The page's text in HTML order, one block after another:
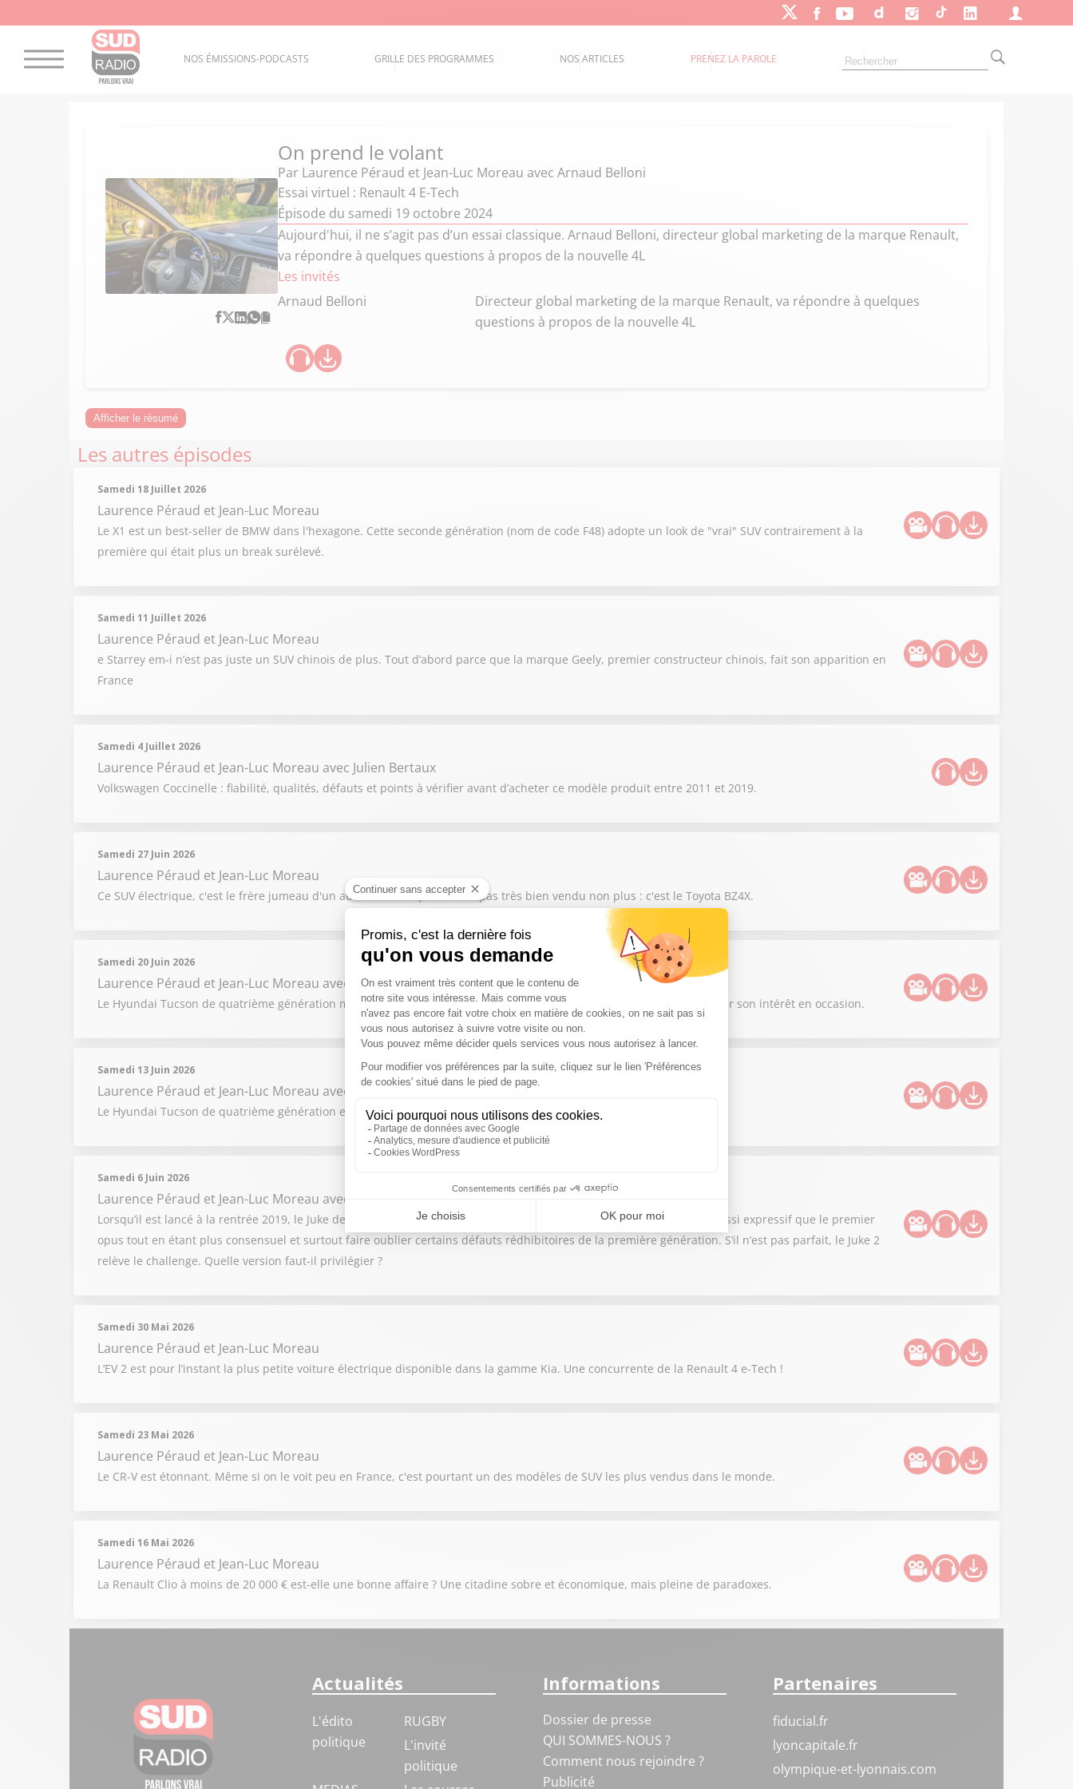
NOS ÉMISSIONS-PODCASTS GRILLE DES PROGRAMMES NOS ARTICLES PRENEZ LA PAROLE
On prend le volant
Par Laurence Péraud et Jean-Luc Moreau avec Arnaud Belloni
Essai virtuel : Renault 4 E-Tech
Épisode du samedi 19 octobre 2024
Aujourd'hui, il ne s’agit pas d’un essai classique. Arnaud Belloni, directeur global marketing de la marque Renault,
va répondre à quelques questions à propos de la nouvelle 4L
Les invités
Arnaud Belloni
Directeur global marketing de la marque Renault, va répondre à quelques
questions à propos de la nouvelle 4L
Afficher le résumé
Les autres épisodes
Samedi 18 Juillet 2026
Laurence Péraud et Jean-Luc Moreau
Le X1 est un best-seller de BMW dans l'hexagone. Cette seconde génération (nom de code F48) adopte un look de "vrai" SUV contrairement à la
première qui était plus un break surélevé.
Samedi 11 Juillet 2026
Laurence Péraud et Jean-Luc Moreau
e Starrey em-i n’est pas juste un SUV chinois de plus. Tout d’abord parce que la marque Geely, premier constructeur chinois, fait son apparition en
France
Samedi 4 Juillet 2026
Laurence Péraud et Jean-Luc Moreau avec Julien Bertaux
Volkswagen Coccinelle : fiabilité, qualités, défauts et points à vérifier avant d’acheter ce modèle produit entre 2011 et 2019.
Samedi 27 Juin 2026
Laurence Péraud et Jean-Luc Moreau
Ce SUV électrique, c'est le frère jumeau d'un autre modèle qui ne s'est pas très bien vendu non plus : c'est le Toyota BZ4X.
Samedi 20 Juin 2026
Laurence Péraud et Jean-Luc Moreau avec Manuel Cailliot
Le Hyundai Tucson de quatrième génération mise sur un design audacieux, mais sa fiabilité soulève des questions sur son intérêt en occasion.
Samedi 13 Juin 2026
Laurence Péraud et Jean-Luc Moreau avec Manuel Cailliot
Le Hyundai Tucson de quatrième génération est-il vraiment un SUV de bon choix sur le marché de l’occasion ?
Samedi 6 Juin 2026
Laurence Péraud et Jean-Luc Moreau avec Julien Bertaux
Lorsqu’il est lancé à la rentrée 2019, le Juke de 2e génération n’a pas la tâche facile. Il doit à la fois offrir un design aussi expressif que le premier
opus tout en étant plus consensuel et surtout faire oublier certains défauts rédhibitoires de la première génération. S’il n’est pas parfait, le Juke 2
relève le challenge. Quelle version faut-il privilégier ?
Samedi 30 Mai 2026
Laurence Péraud et Jean-Luc Moreau
L’EV 2 est pour l’instant la plus petite voiture électrique disponible dans la gamme Kia. Une concurrente de la Renault 4 e-Tech !
Samedi 23 Mai 2026
Laurence Péraud et Jean-Luc Moreau
Le CR-V est étonnant. Même si on le voit peu en France, c'est pourtant un des modèles de SUV les plus vendus dans le monde.
Samedi 16 Mai 2026
Laurence Péraud et Jean-Luc Moreau
La Renault Clio à moins de 20 000 € est-elle une bonne affaire ? Une citadine sobre et économique, mais pleine de paradoxes.
Actualités
L'édito
politique
RUGBY
L'invité
politique
Informations
Dossier de presse
QUI SOMMES-NOUS ?
Comment nous rejoindre ?
Publicité
Partenaires
fiducial.fr
lyoncapitale.fr
olympique-et-lyonnais.com